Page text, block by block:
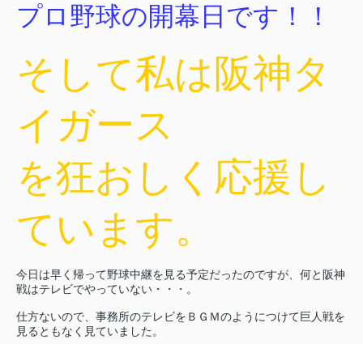
プロ野球の開幕日です！！
そして私は阪神タ
イガース
を狂おしく応援し
ています。
今日は早く帰って野球中継を見る予定だったのですが、何と阪神
戦はテレビでやっていない・・・。
仕方ないので、事務所のテレビをＢＧＭのようにつけて巨人戦を
見るともなく見ていました。